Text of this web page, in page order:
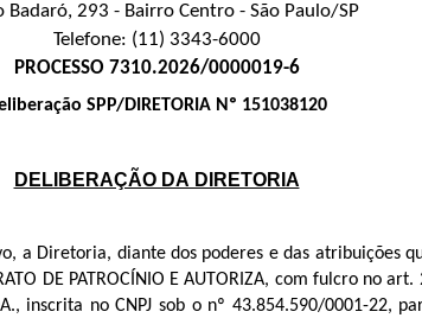
Badaró, 293 - Bairro Centro - São Paulo/SP
Telefone: (11) 3343-6000
PROCESSO 7310.2026/0000019-6
SPP/DIRETORIA Nº 151038120
DELIBERAÇÃO DA DIRETORIA
a Diretoria, diante dos poderes e das atribuições
DE PATROCÍNIO E AUTORIZA, com fulcro no
inscrita no CNPJ sob o nº 43.854.590/0001-